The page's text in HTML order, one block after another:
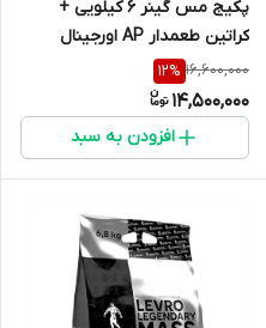
پکیج مس گینر ۶ کیلویی +
کراتین طعمدار AP اورجینال
16,600,000
12%
14,500,000
افزودن به سبد